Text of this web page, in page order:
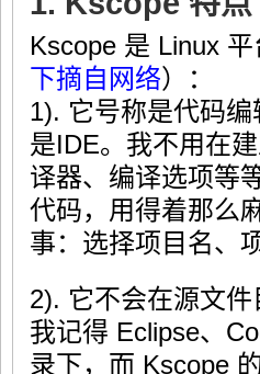
Kscope 是 Linux
下摘自网络）：
1). 它号称是代码
是IDE。我不用在
译器、编译选项等
代码，用得着那么
事：选择项目名、
2). 它不会在源文
我记得 Eclipse、
录下，而 Kscope